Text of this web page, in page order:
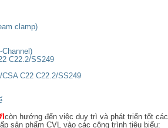
clamp)
C22.2/SS249
C22 C22.2/SS249
còn hướng đến việc duy trì và phát triển tốt các
sản phẩm CVL vào các công trình tiêu biểu: